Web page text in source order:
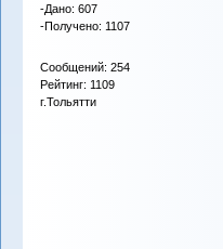
-Дано: 607
-Получено: 1107
Сообщений: 254
Рейтинг: 1109
г.Тольятти